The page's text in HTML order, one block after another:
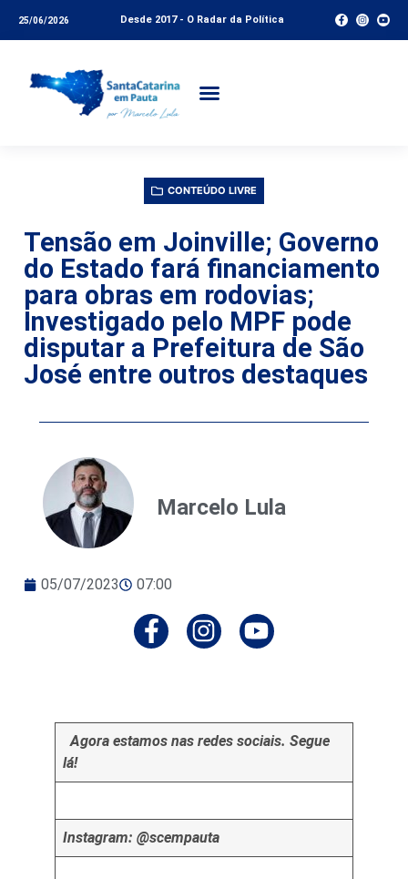
25/06/2026 Desde 2017 - O Radar da Política
CONTEÚDO LIVRE
Tensão em Joinville; Governo
do Estado fará financiamento
para obras em rodovias;
Investigado pelo MPF pode
disputar a Prefeitura de São
José entre outros destaques
Marcelo Lula
05/07/2023 07:00
Agora estamos nas redes sociais. Segue
lá!
Instagram: @scempauta